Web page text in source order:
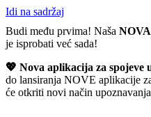
Idi na sadržaj
Budi među prvima! Naša
je isprobati već sada!
💖 Nova aplikacija za spojeve
do lansiranja NOVE aplikacije
će otkriti novi način